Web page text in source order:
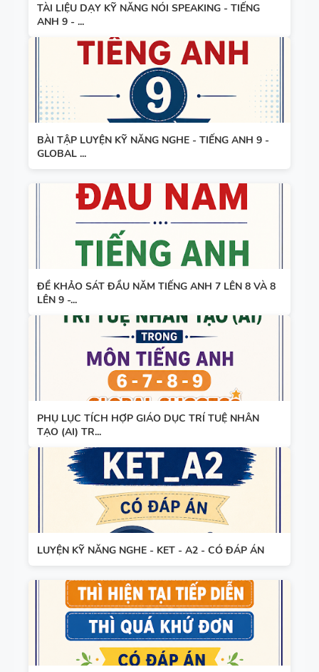
TÀI LIỆU DẠY KỸ NĂNG NÓI SPEAKING - TIẾNG
ANH 9 - ...
BÀI TẬP LUYỆN KỸ NĂNG NGHE - TIẾNG ANH 9 -
GLOBAL ...
ĐỀ KHẢO SÁT ĐẦU NĂM TIẾNG ANH 7 LÊN 8 VÀ 8
LÊN 9 -...
PHỤ LỤC TÍCH HỢP GIÁO DỤC TRÍ TUỆ NHÂN
TẠO (AI) TR...
LUYỆN KỸ NĂNG NGHE - KET - A2 - CÓ ĐÁP ÁN